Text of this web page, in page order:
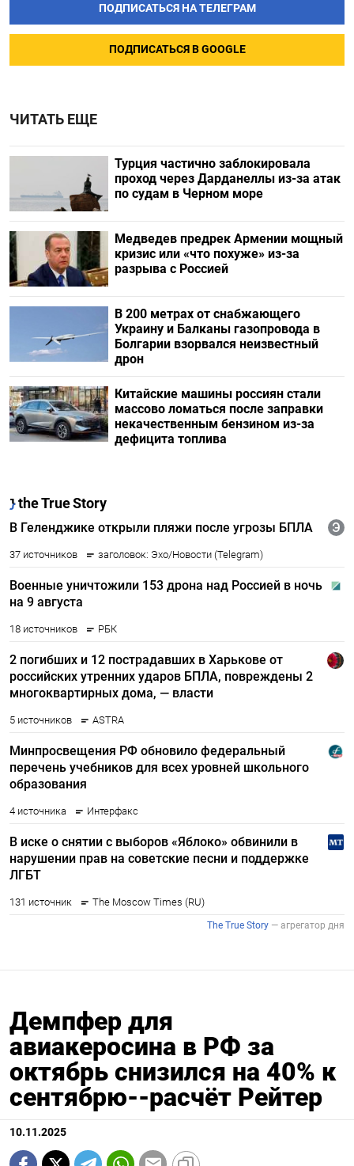
ПОДПИСАТЬСЯ НА ТЕЛЕГРАМ
ПОДПИСАТЬСЯ В GOOGLE
ЧИТАТЬ ЕЩЕ
Турция частично заблокировала
проход через Дарданеллы из-за атак
по судам в Черном море
Медведев предрек Армении мощный
кризис или «что похуже» из-за
разрыва с Россией
В 200 метрах от снабжающего
Украину и Балканы газопровода в
Болгарии взорвался неизвестный
дрон
Китайские машины россиян стали
массово ломаться после заправки
некачественным бензином из-за
дефицита топлива
Демпфер для
авиакеросина в РФ за
октябрь снизился на 40% к
сентябрю--расчёт Рейтер
10.11.2025